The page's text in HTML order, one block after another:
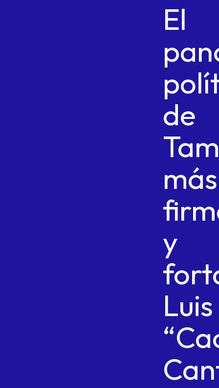
El
de
más
y
Luis